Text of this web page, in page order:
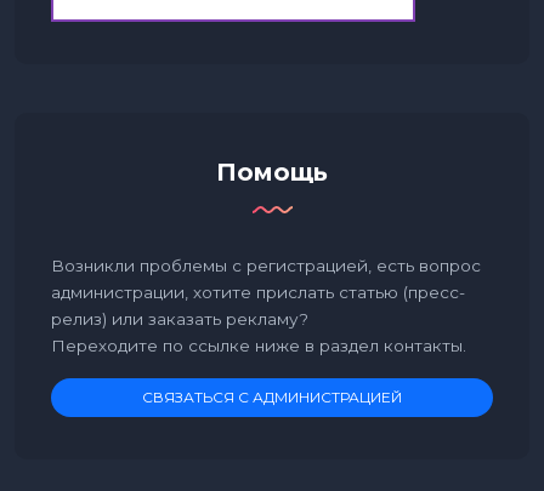
Помощь
Возникли проблемы с регистрацией, есть вопрос
администрации, хотите прислать статью (пресс-
релиз) или заказать рекламу?
Переходите по ссылке ниже в раздел контакты.
СВЯЗАТЬСЯ С АДМИНИСТРАЦИЕЙ